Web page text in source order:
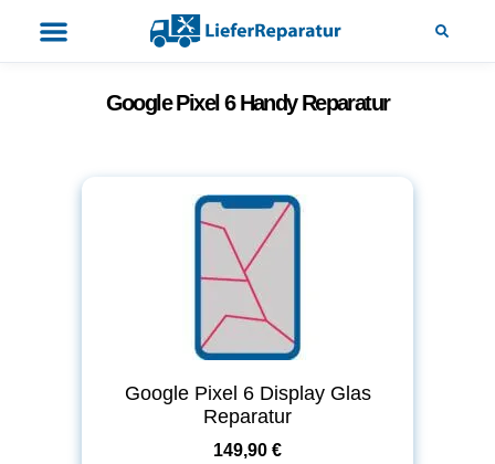
Google Pixel 6 Handy Reparatur
Google Pixel 6 Display Glas
Reparatur
149,90 €